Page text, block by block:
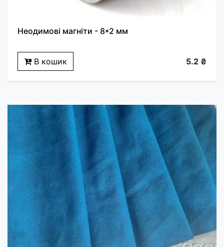
Неодимові магніти - 8*2 мм
В кошик 5.2 ₴